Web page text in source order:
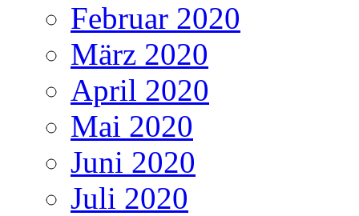
Februar 2020
März 2020
April 2020
Mai 2020
Juni 2020
Juli 2020